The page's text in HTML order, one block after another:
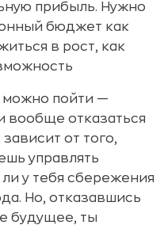
прибыль. Нужно
бюджет как
в рост, как
можно пойти —
вообще отказаться
от того,
управлять
у тебя сбережения
Но, отказавшись
будущее, ты